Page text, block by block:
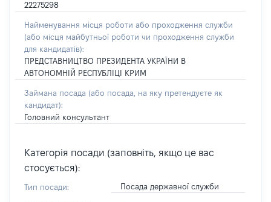
22275298
Найменування місця роботи або проходження служби
(або місця майбутньої роботи чи проходження служби
для кандидатів):
ПРЕДСТАВНИЦТВО ПРЕЗИДЕНТА УКРАЇНИ В
АВТОНОМНІЙ РЕСПУБЛІЦІ КРИМ
Займана посада (або посада, на яку претендуєте як
кандидат):
Головний консультант
Категорія посади (заповніть, якщо це вас
стосується):
Тип посади: Посада державної служби